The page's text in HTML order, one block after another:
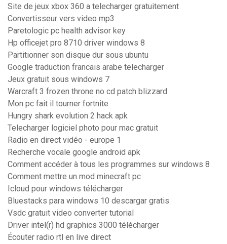
Site de jeux xbox 360 a telecharger gratuitement
Convertisseur vers video mp3
Paretologic pc health advisor key
Hp officejet pro 8710 driver windows 8
Partitionner son disque dur sous ubuntu
Google traduction francais arabe telecharger
Jeux gratuit sous windows 7
Warcraft 3 frozen throne no cd patch blizzard
Mon pc fait il tourner fortnite
Hungry shark evolution 2 hack apk
Telecharger logiciel photo pour mac gratuit
Radio en direct vidéo - europe 1
Recherche vocale google android apk
Comment accéder à tous les programmes sur windows 8
Comment mettre un mod minecraft pc
Icloud pour windows télécharger
Bluestacks para windows 10 descargar gratis
Vsdc gratuit video converter tutorial
Driver intel(r) hd graphics 3000 télécharger
Écouter radio rtl en live direct